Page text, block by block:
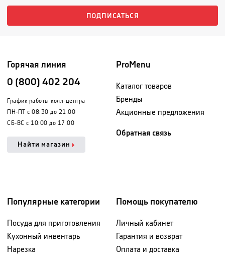
ПОДПИСАТЬСЯ
Горячая линия
0 (800) 402 204
График работы колл-центра
ПН-ПТ с 08:30 до 21:00
СБ-ВС с 10:00 до 17:00
Найти магазин
ProMenu
Каталог товаров
Бренды
Акционные предложения
Обратная связь
Популярные категории
Посуда для приготовления
Кухонный инвентарь
Нарезка
Помощь покупателю
Личный кабинет
Гарантия и возврат
Оплата и доставка